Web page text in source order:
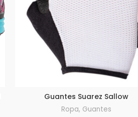
Guantes Suarez Sallow
Ropa, Guantes